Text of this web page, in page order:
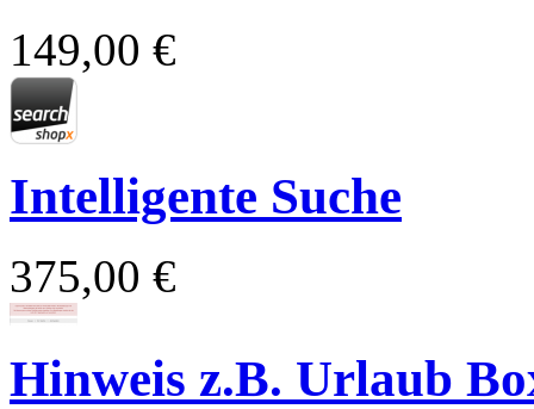
149,00 €
Intelligente Suche
375,00 €
Hinweis z.B. Urlaub